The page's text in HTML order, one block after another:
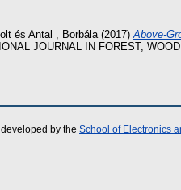
és Antal , Borbála (2017) Above-
JOURNAL IN FOREST,
by the School of Electronics